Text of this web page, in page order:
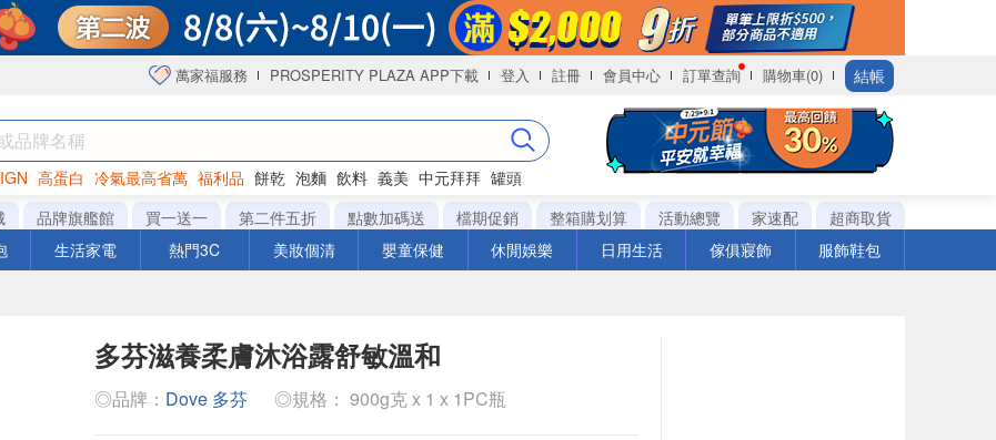
萬家福服務 PROSPERITY PLAZA APP下載 登入 註冊 會員中心 訂單查詢 購物車(0) 結帳
高蛋白 冷氣最高省萬 福利品 餅乾 泡麵 飲料 義美 中元拜拜 罐頭
咖啡
品牌旗艦館 買一送一 第二件五折 點數加碼送 檔期促銷 整箱購划算 活動總覽 家速配
超商取貨
生活家電 熱門3C 美妝個清 嬰童保健 休閒娛樂 日用生活 傢俱寢飾 服飾鞋包
多芬滋養柔膚沐浴露舒敏溫和
◎品牌： Dove 多芬 ◎規格： 900g克 x 1 x 1PC瓶